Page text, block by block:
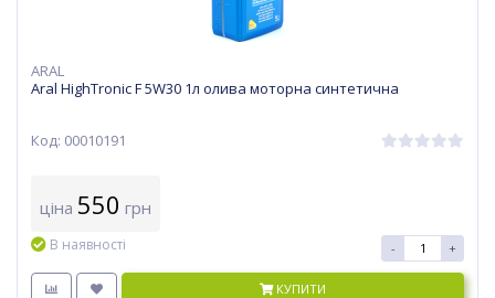
ARAL
Aral HighTronic F 5W30 1л олива моторна синтетична
Код: 00010191
ціна 550 грн
В наявності - +
КУПИТИ